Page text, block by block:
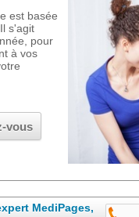
est basée
s'agit
pour
à vos
vous
MediPages,